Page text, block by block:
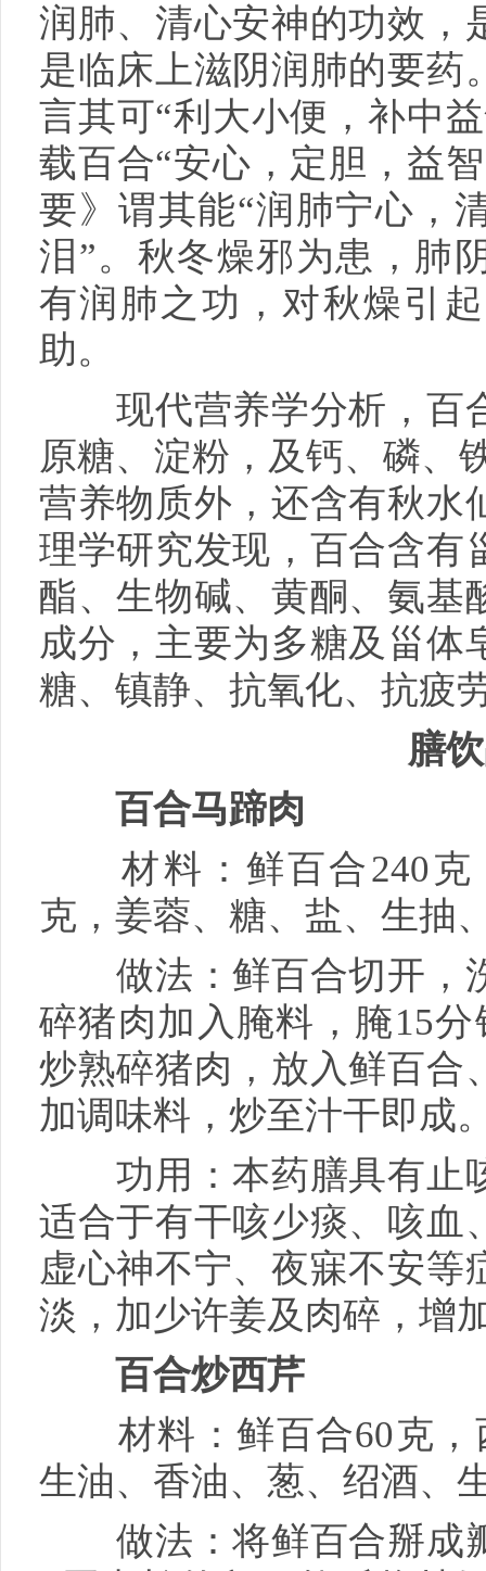
润肺、清心安神的功效，
是临床上滋阴润肺的要药
言其可“利大小便，补中
载百合“安心，定胆，益
要》谓其能“润肺宁心，
泪”。秋冬燥邪为患，肺
有润肺之功，对秋燥引
助。
现代营养学分析，百
原糖、淀粉，及钙、磷、
营养物质外，还含有秋水
理学研究发现，百合含有
酯、生物碱、黄酮、氨基
成分，主要为多糖及甾体
糖、镇静、抗氧化、抗疲
膳
百合马蹄肉
材料：鲜百合240克
克，姜蓉、糖、盐、生抽
做法：鲜百合切开，
碎猪肉加入腌料，腌15
炒熟碎猪肉，放入鲜百合
加调味料，炒至汁干即成
功用：本药膳具有止
适合于有干咳少痰、咳血
虚心神不宁、夜寐不安等
淡，加少许姜及肉碎，增
百合炒西芹
材料：鲜百合60克，
生油、香油、葱、绍酒、
做法：将鲜百合掰成